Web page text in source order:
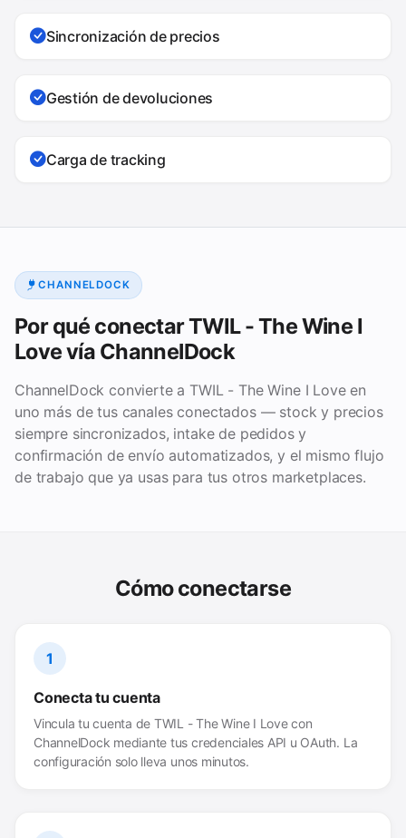
Sincronización de precios
Gestión de devoluciones
Carga de tracking
CHANNELDOCK
Por qué conectar TWIL - The Wine I
Love vía ChannelDock
ChannelDock convierte a TWIL - The Wine I Love en
uno más de tus canales conectados — stock y precios
siempre sincronizados, intake de pedidos y
confirmación de envío automatizados, y el mismo flujo
de trabajo que ya usas para tus otros marketplaces.
Cómo conectarse
1
Conecta tu cuenta
Vincula tu cuenta de TWIL - The Wine I Love con
ChannelDock mediante tus credenciales API u OAuth. La
configuración solo lleva unos minutos.